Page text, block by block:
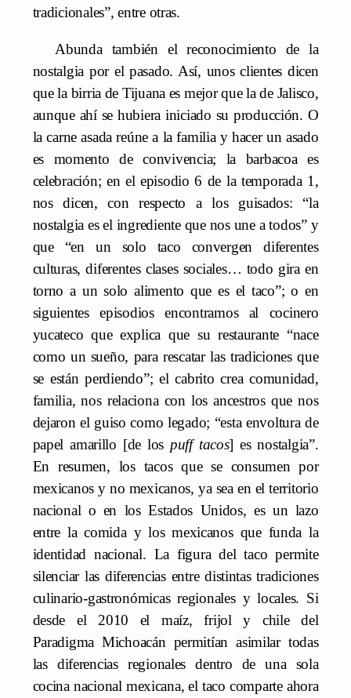
tradicionales”, entre otras.
Abunda también el reconocimiento de la
nostalgia por el pasado. Así, unos clientes dicen
que la birria de Tijuana es mejor que la de Jalisco,
aunque ahí se hubiera iniciado su producción. O
la carne asada reúne a la familia y hacer un asado
es momento de convivencia; la barbacoa es
celebración; en el episodio 6 de la temporada 1,
nos dicen, con respecto a los guisados: “la
nostalgia es el ingrediente que nos une a todos” y
que “en un solo taco convergen diferentes
culturas, diferentes clases sociales… todo gira en
torno a un solo alimento que es el taco”; o en
siguientes episodios encontramos al cocinero
yucateco que explica que su restaurante “nace
como un sueño, para rescatar las tradiciones que
se están perdiendo”; el cabrito crea comunidad,
familia, nos relaciona con los ancestros que nos
dejaron el guiso como legado; “esta envoltura de
papel amarillo [de los puff tacos] es nostalgia”.
En resumen, los tacos que se consumen por
mexicanos y no mexicanos, ya sea en el territorio
nacional o en los Estados Unidos, es un lazo
entre la comida y los mexicanos que funda la
identidad nacional. La figura del taco permite
silenciar las diferencias entre distintas tradiciones
culinario-gastronómicas regionales y locales. Si
desde el 2010 el maíz, frijol y chile del
Paradigma Michoacán permitían asimilar todas
las diferencias regionales dentro de una sola
cocina nacional mexicana, el taco comparte ahora